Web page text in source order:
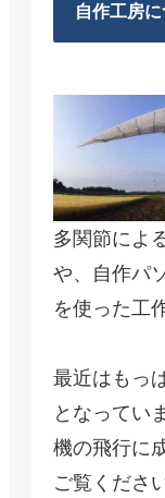
自作工房
多関節によ
や、自作パ
を使った工
最近はもっ
となってい
機の飛行に
ご覧くださ